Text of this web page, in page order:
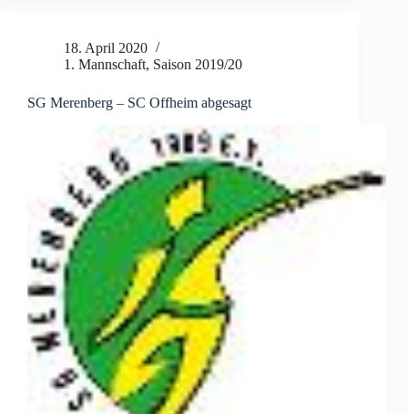
18. April 2020
1. Mannschaft, Saison 2019/20
SG Merenberg – SC Offheim abgesagt